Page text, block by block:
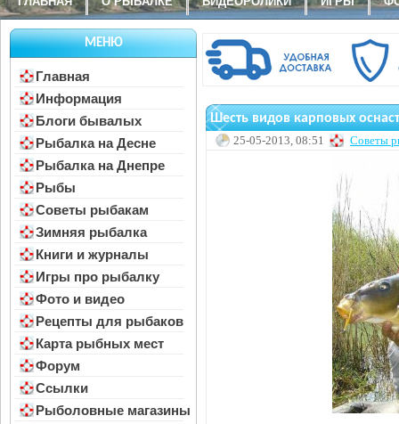
МЕНЮ
Главная
Информация
Блоги бывалых
Рыбалка на Десне
Рыбалка на Днепре
Рыбы
Советы рыбакам
Зимняя рыбалка
Книги и журналы
Игры про рыбалку
Фото и видео
Рецепты для рыбаков
Карта рыбных мест
Форум
Ссылки
Рыболовные магазины
Шесть видов карповых
25-05-2013, 08:51 Советы